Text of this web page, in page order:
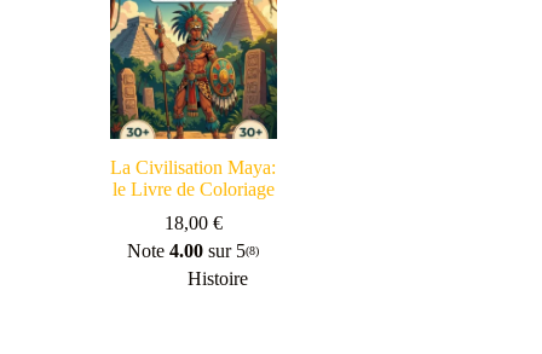
La Civilisation Maya:
le Livre de Coloriage
18,00 €
Note4.00 sur 5(8)
Histoire